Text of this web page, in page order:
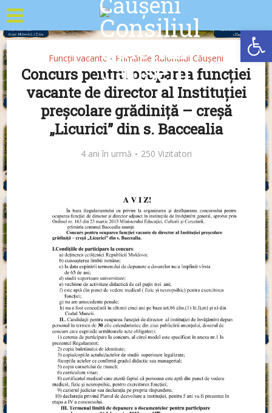
Funcții vacante • Primăriile Raionului Căușeni
Concurs pentru ocuparea funcției
vacante de director al Instituției
preșcolare grădiniță – creșă
„Licurici” din s. Baccealia
4 ani în urmă 250 Vizitatori